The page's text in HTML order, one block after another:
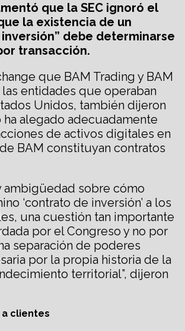
que la SEC ignoró el
la existencia de un
debe determinarse
transacción.
que BAM Trading y BAM
entidades que operaban
Unidos, también dijeron
ha alegado adecuadamente
de activos digitales en
BAM constituyan contratos
ambigüedad sobre cómo
‘contrato de inversión’ a los
una cuestión tan importante
por el Congreso y no por
separación de poderes
por la propia historia de la
territorial”, dijeron
a clientes